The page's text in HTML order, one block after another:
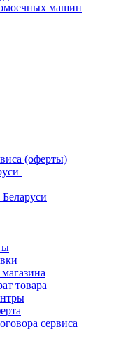
машин
(оферты)
товара
сервиса